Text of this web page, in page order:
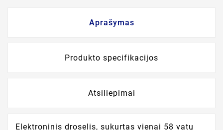
Aprašymas
Produkto specifikacijos
Atsiliepimai
Elektroninis droselis, sukurtas vienai 58 vatų